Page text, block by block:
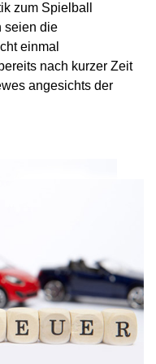
zum Spielball
seien die
einmal
nach kurzer Zeit
angesichts der